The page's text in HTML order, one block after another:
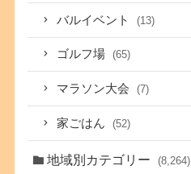
バルイベント (13)
ゴルフ場 (65)
マラソン大会 (7)
家ごはん (52)
地域別カテゴリー (8,264)